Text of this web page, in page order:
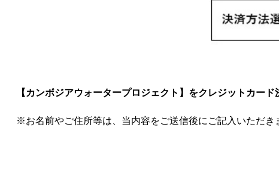
【カンボジアウォータープロジェクト】をクレジットカー
※お名前やご住所等は、当内容をご送信後にご記入いただ